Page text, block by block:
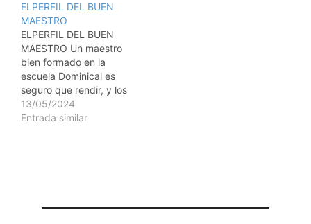
Cristocntrica.. Ensear
como Cristo lo hizo.
Engrandecer el nombre
de Dios en todo. En el
trato con los alumnos.
Carcter. Firme en la
enseanza. Asistir con…
ELPERFIL DEL BUEN
MAESTRO
ELPERFIL DEL BUEN
MAESTRO Un maestro
bien formado en la
escuela Dominical es
seguro que rendir, y los
nios alcanzaran madurez
y estabilidad en su
13/05/2024
Entrada similar